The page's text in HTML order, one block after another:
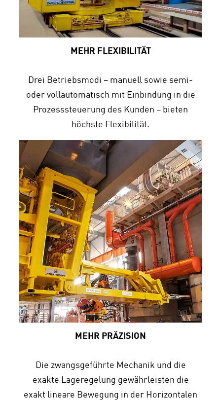
MEHR FLEXIBILITÄT
Drei Betriebsmodi – manuell sowie semi-
oder vollautomatisch mit Einbindung in die
Prozesssteuerung des Kunden – bieten
höchste Flexibilität.
MEHR PRÄZISION
Die zwangsgeführte Mechanik und die
exakte Lageregelung gewährleisten die
exakt lineare Bewegung in der Horizontalen